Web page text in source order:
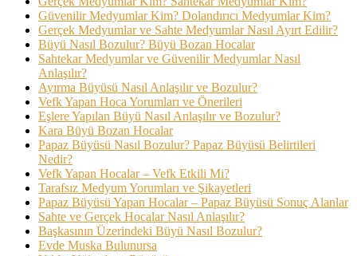
Güvenilir Medyumlar Kim? Dolandırıcı Medyumlar Kim?
Gerçek Medyumlar ve Sahte Medyumlar Nasıl Ayırt Edilir?
Büyü Nasıl Bozulur? Büyü Bozan Hocalar
Sahtekar Medyumlar ve Güvenilir Medyumlar Nasıl
Anlaşılır?
Ayırma Büyüsü Nasıl Anlaşılır ve Bozulur?
Vefk Yapan Hoca Yorumları ve Önerileri
Eşlere Yapılan Büyü Nasıl Anlaşılır ve Bozulur?
Kara Büyü Bozan Hocalar
Papaz Büyüsü Nasıl Bozulur? Papaz Büyüsü Belirtileri
Nedir?
Vefk Yapan Hocalar – Vefk Etkili Mi?
Tarafsız Medyum Yorumları ve Şikayetleri
Papaz Büyüsü Yapan Hocalar – Papaz Büyüsü Sonuç Alanlar
Sahte ve Gerçek Hocalar Nasıl Anlaşılır?
Başkasının Üzerindeki Büyü Nasıl Bozulur?
Evde Muska Bulunursa